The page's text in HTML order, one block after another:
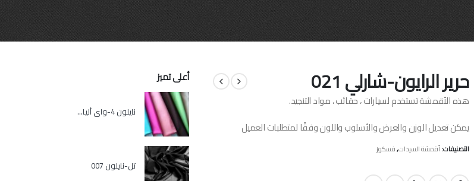
حرير الرايون-شارلي 021
هذه الأقمشة تستخدم لسيارات ، حقائب ، مواد التنجيد.
يمكن تعديل الوزن والعرض والأسلوب واللون وفقًا لمتطلبات العميل
التصنيفات:أقمشة السيدات,فسكوز
أعلى تميز
نايلون 4-واي ألياف لدنة
تل-نايلون 007